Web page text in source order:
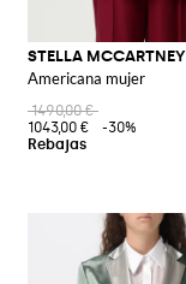
STELLA MCCARTNEY
Americana mujer
1490,00 €
1043,00 €
-30%